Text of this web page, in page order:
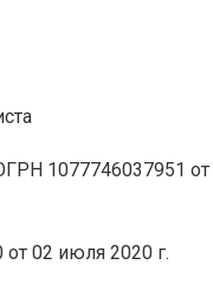
1077746037951 от
02 июля 2020 г.